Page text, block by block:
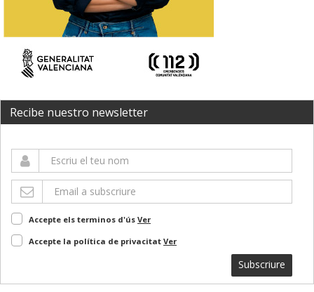
Recibe nuestro newsletter
Accepte els terminos d'ús Ver
Accepte la política de privacitat Ver
Subscriure